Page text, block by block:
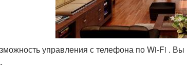
управления с телефона по Wi-Fi .